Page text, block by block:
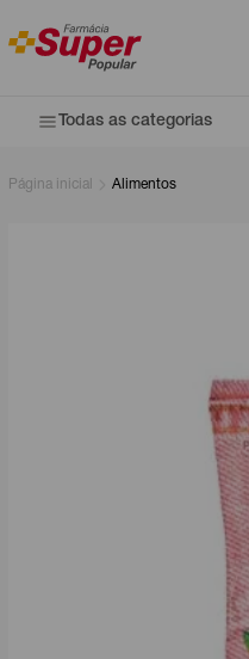
Todas as categorias
Página inicial Alimentos